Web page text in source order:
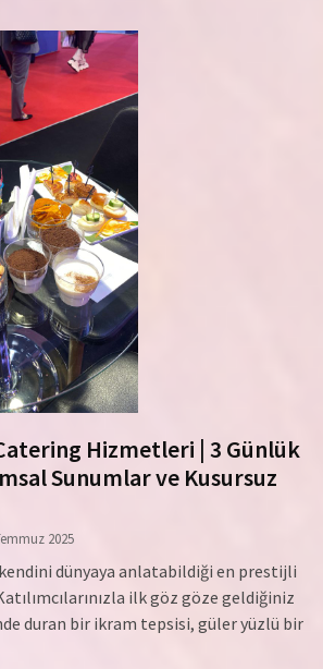
Hizmetleri | 3 Günlük
Sunumlar ve Kusursuz
2025
dünyaya anlatabildiği en prestijli
ilk göz göze geldiğiniz
duran bir ikram tepsisi, güler yüzlü bir